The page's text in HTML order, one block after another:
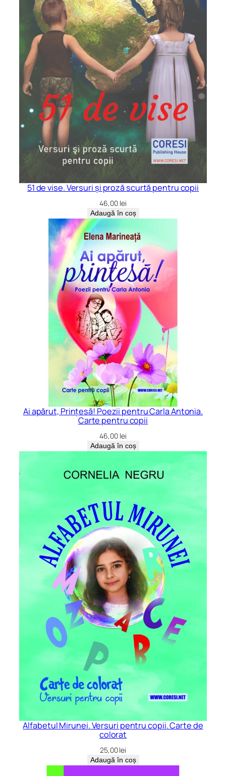
51 de vise. Versuri și proză scurtă pentru copii
46,00 lei
Adaugă în coș
Ai apărut, Prințesă! Poezii pentru Carla Antonia.
Carte pentru copii
46,00 lei
Adaugă în coș
Alfabetul Mirunei. Versuri pentru copii. Carte de
colorat
25,00lei
Adaugă în coș